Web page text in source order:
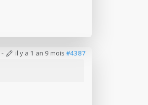
- il y a 1 an 9 mois #4387